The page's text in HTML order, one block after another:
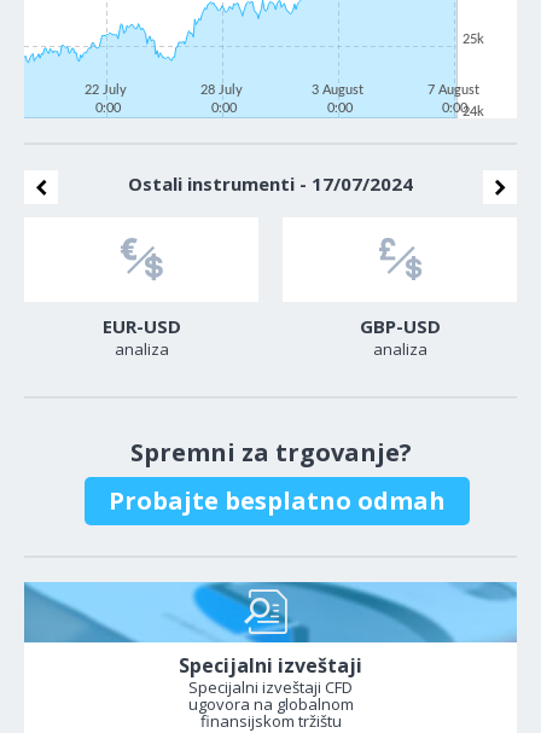
22 July
0:00
28 July
0:00
3 August
0:00
7 August
0:0024k
25k
Ostali instrumenti - 17/07/2024
EUR-USD
analiza
GBP-USD
analiza
Spremni za trgovanje?
Probajte besplatno odmah
Specijalni izveštaji
Specijalni izveštaji CFD
ugovora na globalnom
finansijskom tržištu